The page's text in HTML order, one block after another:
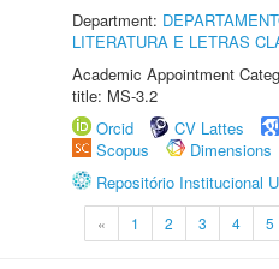
Department:
LITERATURA E LETRAS
Academic Appointment
title: MS-3.2
Orcid
CV Lattes
Scopus
Dimensions
Repositório Institucional
« 1 2 3 4 5